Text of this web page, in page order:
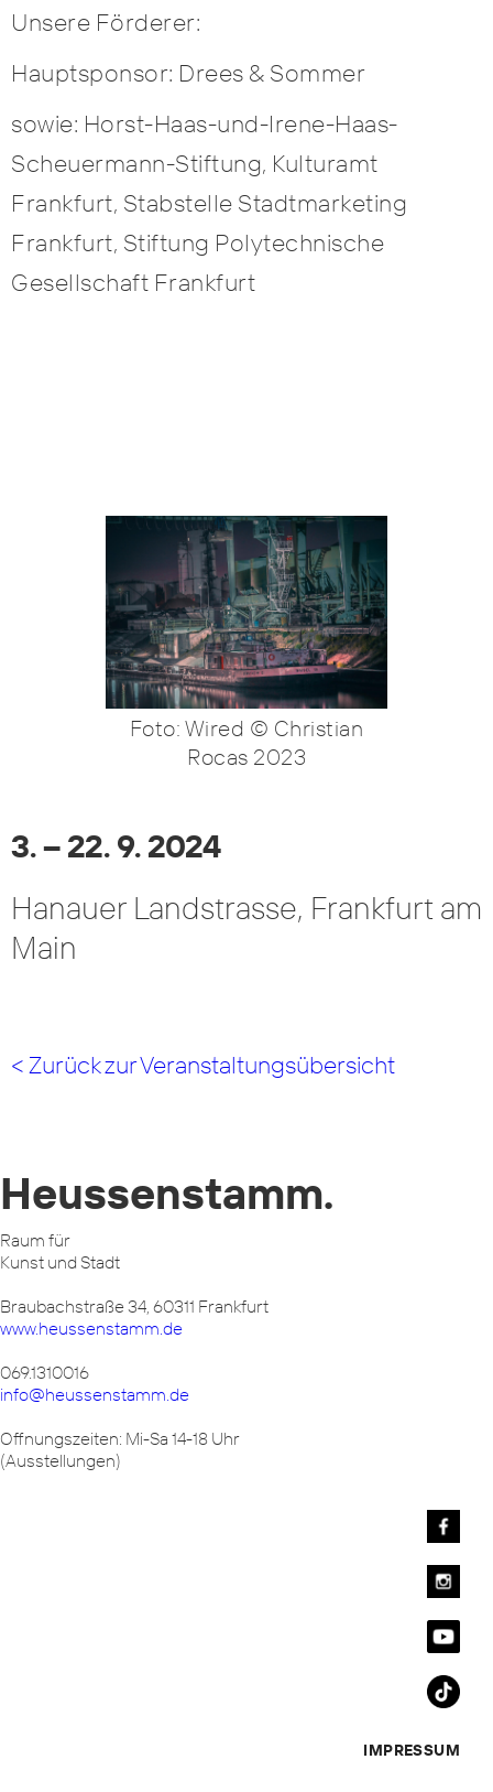
Unsere Förderer:
Hauptsponsor: Drees & Sommer
sowie: Horst-Haas-und-Irene-Haas-
Scheuermann-Stiftung, Kulturamt
Frankfurt, Stabstelle Stadtmarketing
Frankfurt, Stiftung Polytechnische
Gesellschaft Frankfurt
Foto: Wired © Christian
Rocas 2023
3. – 22. 9. 2024
Hanauer Landstrasse, Frankfurt am
Main
< Zurück zur Veranstaltungsübersicht
Heussenstamm.
Raum für
Kunst und Stadt
Braubachstraße 34, 60311 Frankfurt
www.heussenstamm.de
069.1310016
info@heussenstamm.de
Offnungszeiten: Mi-Sa 14-18 Uhr
(Ausstellungen)
IMPRESSUM